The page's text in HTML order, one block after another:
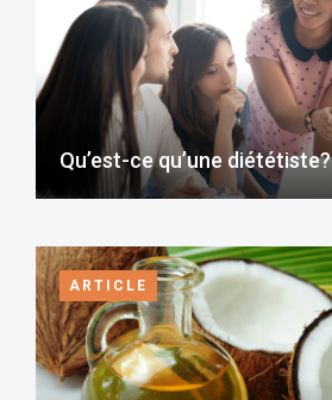
Qu’est-ce qu’une diététiste?
ARTICLE